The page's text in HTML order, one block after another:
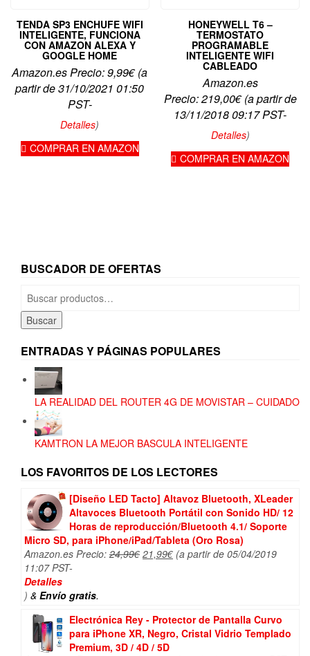
TENDA SP3 ENCHUFE WIFI
INTELIGENTE, FUNCIONA
CON AMAZON ALEXA Y
GOOGLE HOME
Amazon.es Precio:9,99€(a
partir de 31/10/2021 01:50
PST-
Detalles)
COMPRAR EN AMAZON
HONEYWELL T6 –
TERMOSTATO
PROGRAMABLE
INTELIGENTE WIFI
CABLEADO
Amazon.es
Precio:219,00€(a partir de
13/11/2018 09:17 PST-
Detalles)
COMPRAR EN AMAZON
BUSCADOR DE OFERTAS
por:
Buscar
ENTRADAS Y PÁGINAS POPULARES
LA REALIDAD DEL ROUTER 4G DE MOVISTAR – CUIDADO
KAMTRON LA MEJOR BASCULA INTELIGENTE
LOS FAVORITOS DE LOS LECTORES
[Diseño LED Tacto] Altavoz Bluetooth, XLeader
Altavoces Bluetooth Portátil con Sonido HD/ 12
Horas de reproducción/Bluetooth 4.1/ Soporte
Micro SD, para iPhone/iPad/Tableta (Oro Rosa)
Amazon.es Precio: 24,99€ El
21,99€El(a partir de 05/04/2019
11:07 PST-
Detalles
) & Envío gratis.
Electrónica Rey - Protector de Pantalla Curvo
para iPhone XR, Negro, Cristal Vidrio Templado
Premium, 3D / 4D / 5D